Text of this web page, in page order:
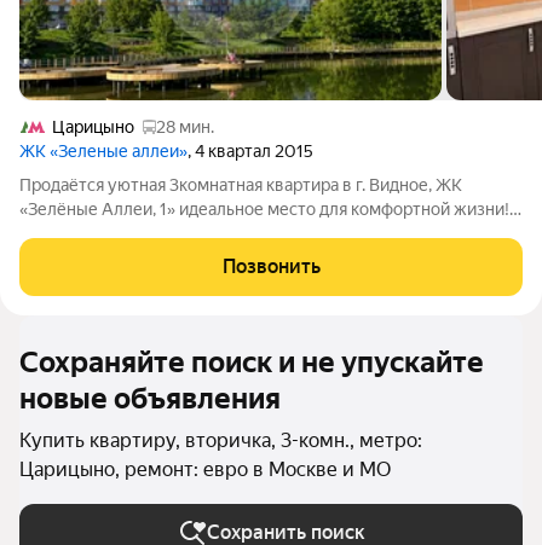
Царицыно
28 мин.
ЖК «Зеленые аллеи», 4 квартал 2015
Продаётся уютная 3комнатная квартира в г. Видное, ЖК
«Зелёные Аллеи, 1» идеальное место для комфортной жизни!
внимание на этот вариант: просторная трёхкомнатная
квартира на 7м этаже монолитного
Позвонить
Сохраняйте поиск и не упускайте
новые объявления
Купить квартиру, вторичка, 3-комн., метро:
Царицыно, ремонт: евро в Москве и МО
Сохранить поиск